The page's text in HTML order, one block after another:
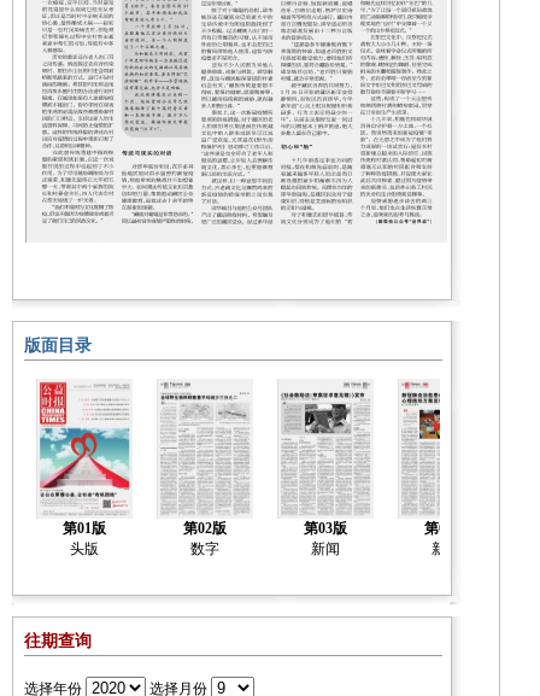
版面目录
第01版
头版
第02版
数字
第03版
新闻
第04版
新闻
往期查询
选择年份 选择月份